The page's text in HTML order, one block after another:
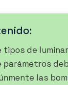
tipos de
parámetros
las